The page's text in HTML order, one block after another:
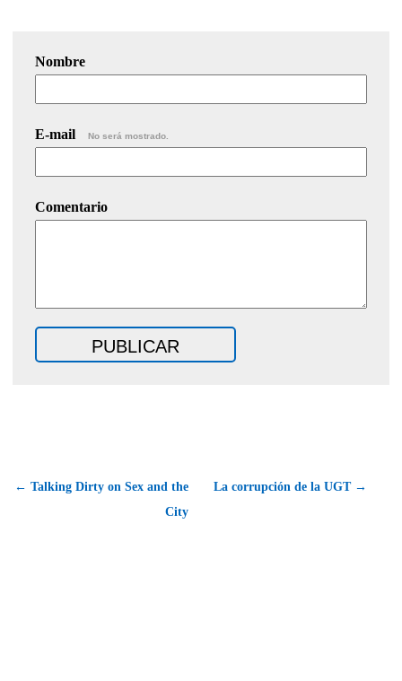
Nombre
E-mail No será mostrado.
Comentario
← Talking Dirty on Sex and the
City
La corrupción de la UGT →